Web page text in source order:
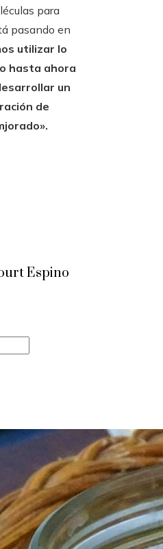
para
pasando en
utilizar lo
hasta ahora
un
de
Espino